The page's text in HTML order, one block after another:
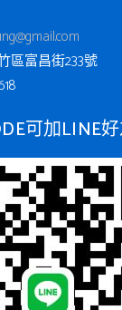
區富昌街233號
可加LINE好